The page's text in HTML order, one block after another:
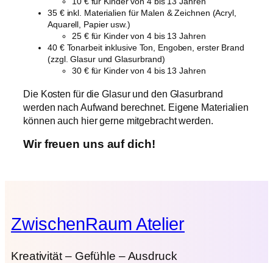
35 € inkl. Materialien für Malen & Zeichnen (Acryl,
Aquarell, Papier usw.)
25 € für Kinder von 4 bis 13 Jahren
40 € Tonarbeit inklusive Ton, Engoben, erster Brand
(zzgl. Glasur und Glasurbrand)
30 € für Kinder von 4 bis 13 Jahren
Die Kosten für die Glasur und den Glasurbrand
werden nach Aufwand berechnet. Eigene Materialien
können auch hier gerne mitgebracht werden.
Wir freuen uns auf dich!
ZwischenRaum Atelier
Kreativität – Gefühle – Ausdruck